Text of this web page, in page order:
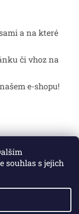
souhlas s jejich
a na které
či vhoz na
e-shopu!
Dveře